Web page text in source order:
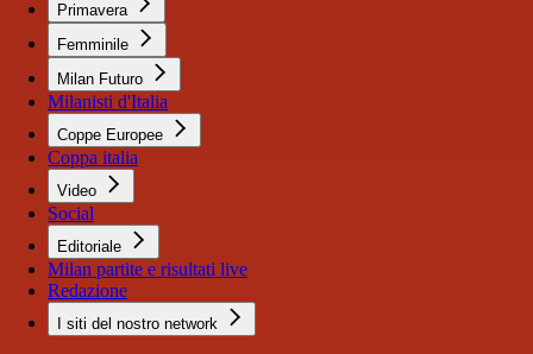
Primavera
Femminile
Milan Futuro
Milanisti d'Italia
Coppe Europee
Coppa italia
Video
Social
Editoriale
Milan partite e risultati live
Redazione
I siti del nostro network